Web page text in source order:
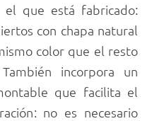
que está fabricado:
con chapa natural
color que el resto
incorpora un
que facilita el
no es necesario